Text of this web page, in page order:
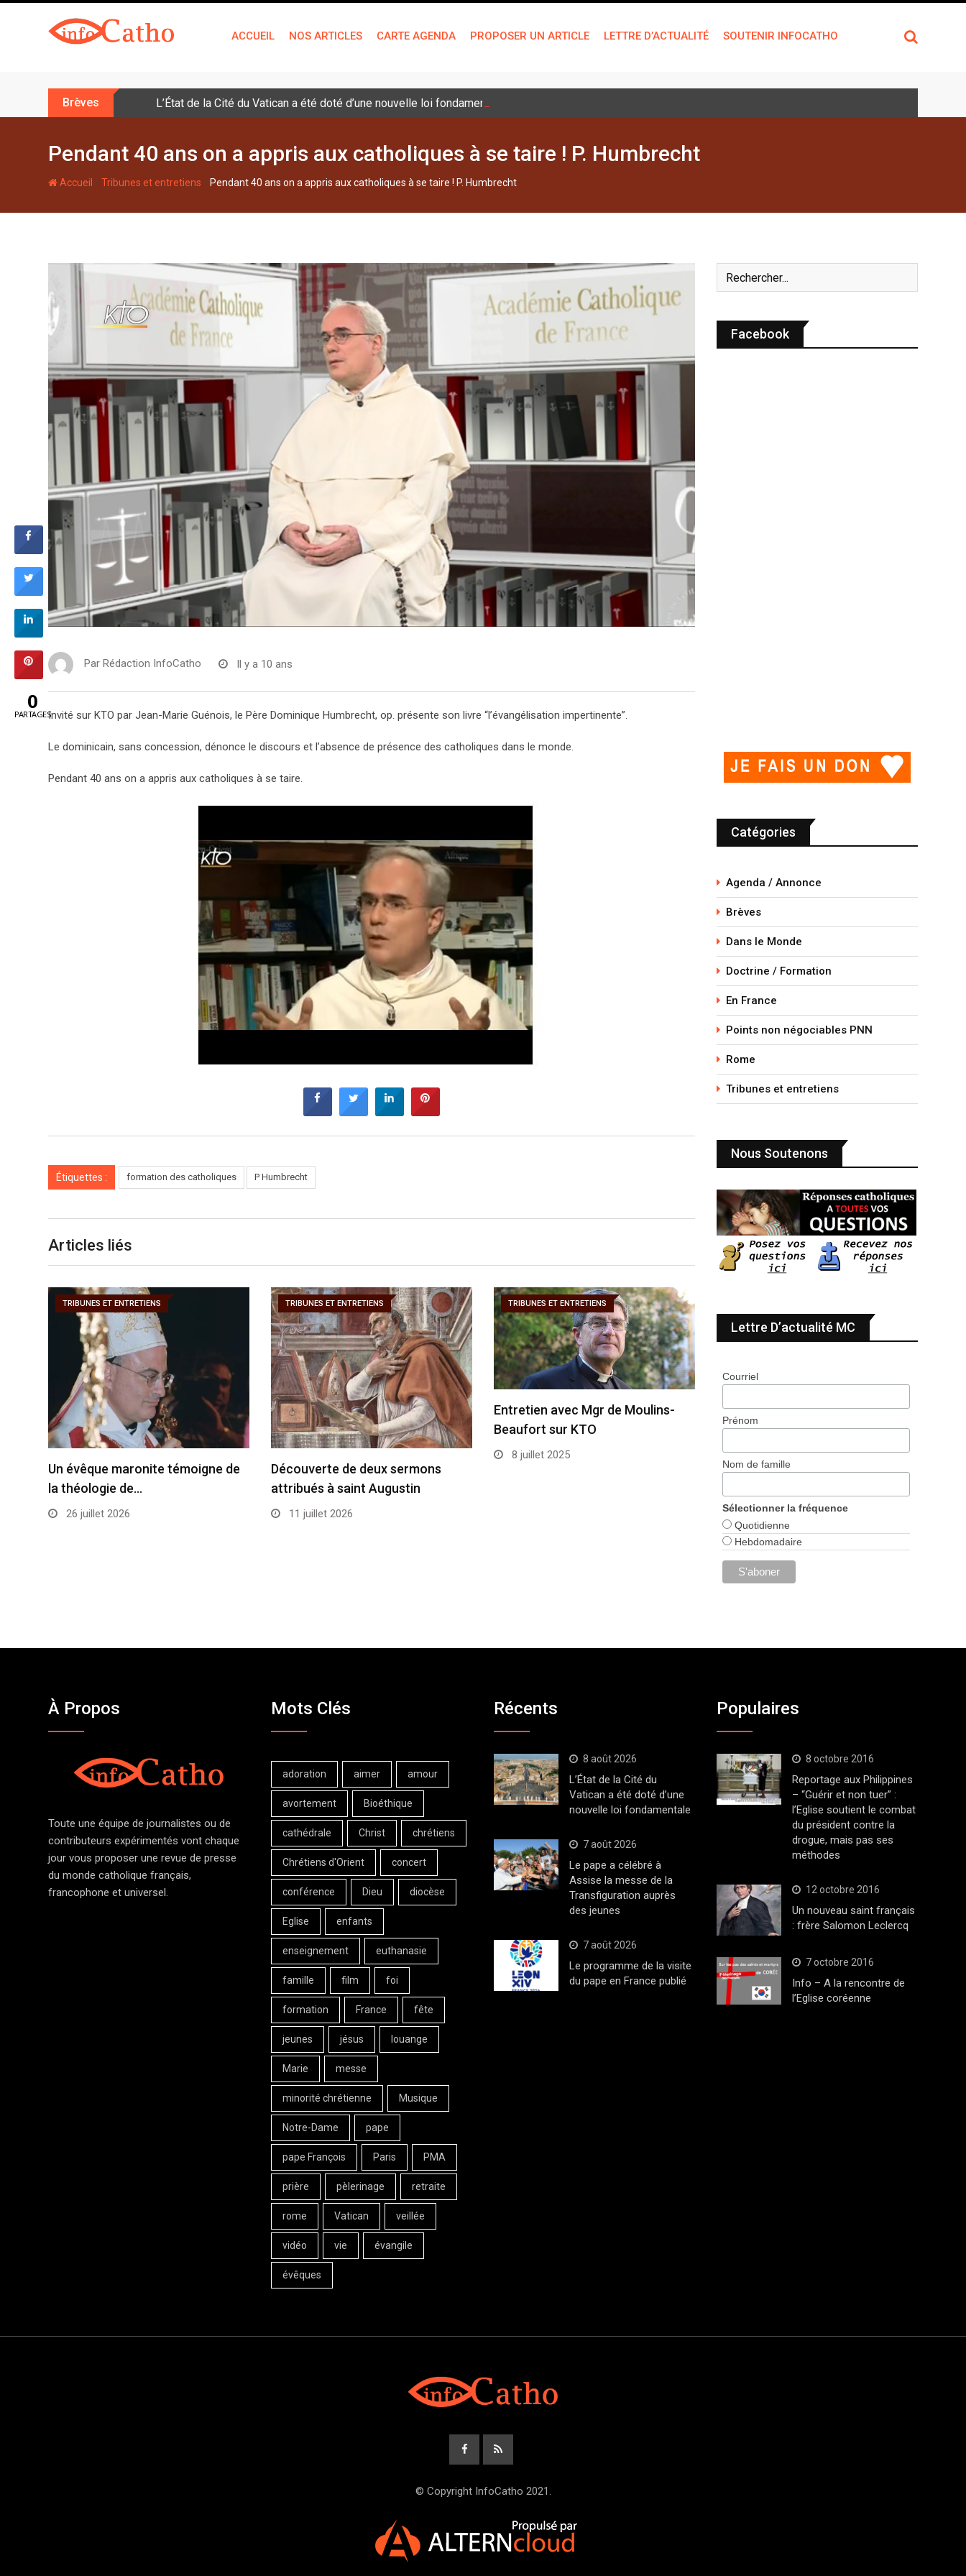
t
ACCUEIL NOS ARTICLES CARTE AGENDA PROPOSER UN ARTICLE LETTRE D’ACTUALITÉ SOUTENIR INFOCATHO
Brèves L’État de la Cité du Vatican a été doté d’une nouvelle loi fondamentale
Pendant 40 ans on a appris aux catholiques à se taire ! P. Humbrecht
Accueil -Tribunes et entretiens - Pendant 40 ans on a appris aux catholiques à se taire ! P. Humbrecht
Par Rédaction InfoCatho Il y a 10 ans
Invité sur KTO par Jean-Marie Guénois, le Père Dominique Humbrecht, op. présente son livre “l’évangélisation impertinente”.
Le dominicain, sans concession, dénonce le discours et l’absence de présence des catholiques dans le monde.
Pendant 40 ans on a appris aux catholiques à se taire.
Étiquettes : formation des catholiques P Humbrecht
Articles liés
TRIBUNES ET ENTRETIENS
Un évêque maronite témoigne de
la théologie de…
26 juillet 2026
TRIBUNES ET ENTRETIENS
Découverte de deux sermons
attribués à saint Augustin
11 juillet 2026
TRIBUNES ET ENTRETIENS
Entretien avec Mgr de Moulins-
Beaufort sur KTO
8 juillet 2025
Facebook
Catégories
Agenda / Annonce
Brèves
Dans le Monde
Doctrine / Formation
En France
Points non négociables PNN
Rome
Tribunes et entretiens
Nous Soutenons
Lettre D’actualité MC
Courriel
Prénom
Nom de famille
Sélectionner la fréquence
Quotidienne
Hebdomadaire
À Propos
Toute une équipe de journalistes ou de
contributeurs expérimentés vont chaque
jour vous proposer une revue de presse
du monde catholique français,
francophone et universel.
Mots Clés
adoration aimer amour
avortement Bioéthique
cathédrale Christ chrétiens
Chrétiens d'Orient concert
conférence Dieu diocèse
Eglise enfants
enseignement euthanasie
famille film foi
formation France fête
jeunes jésus louange
Marie messe
minorité chrétienne Musique
Notre-Dame pape
pape François Paris PMA
prière pèlerinage retraite
rome Vatican veillée
vidéo vie évangile
évêques
Récents
8 août 2026
L’État de la Cité du
Vatican a été doté d’une
nouvelle loi fondamentale
7 août 2026
Le pape a célébré à
Assise la messe de la
Transfiguration auprès
des jeunes
7 août 2026
Le programme de la visite
du pape en France publié
Populaires
8 octobre 2016
Reportage aux Philippines
– “Guérir et non tuer” :
l’Eglise soutient le combat
du président contre la
drogue, mais pas ses
méthodes
12 octobre 2016
Un nouveau saint français
: frère Salomon Leclercq
7 octobre 2016
Info – A la rencontre de
l’Eglise coréenne
© Copyright InfoCatho 2021.
0
PARTAGES